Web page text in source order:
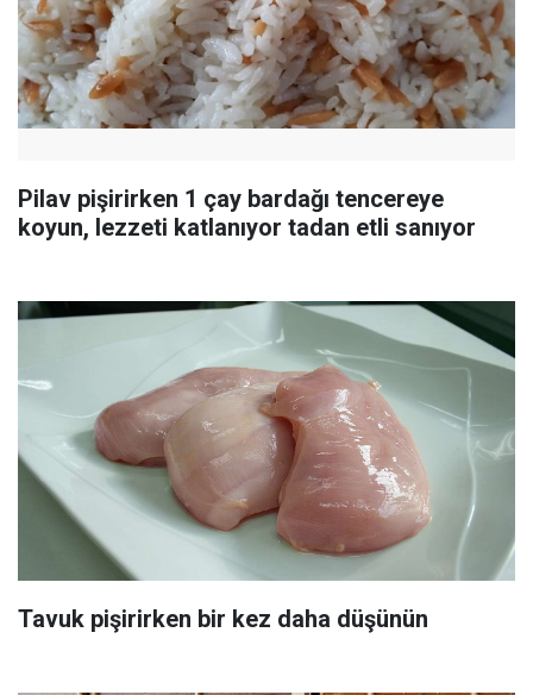
Pilav pişirirken 1 çay bardağı tencereye
koyun, lezzeti katlanıyor tadan etli sanıyor
Tavuk pişirirken bir kez daha düşünün